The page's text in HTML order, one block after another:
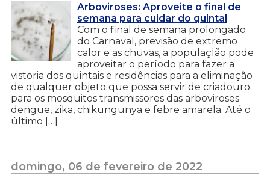
Arboviroses: Aproveite o final de
semana para cuidar do quintal
Com o final de semana prolongado
do Carnaval, previsão de extremo
calor e as chuvas, a populaçlão pode
aproveitar o período para fazer a
vistoria dos quintais e residências para a eliminação
de qualquer objeto que possa servir de criadouro
para os mosquitos transmissores das arboviroses
dengue, zika, chikungunya e febre amarela. Até o
último […]
domingo, 06 de fevereiro de 2022